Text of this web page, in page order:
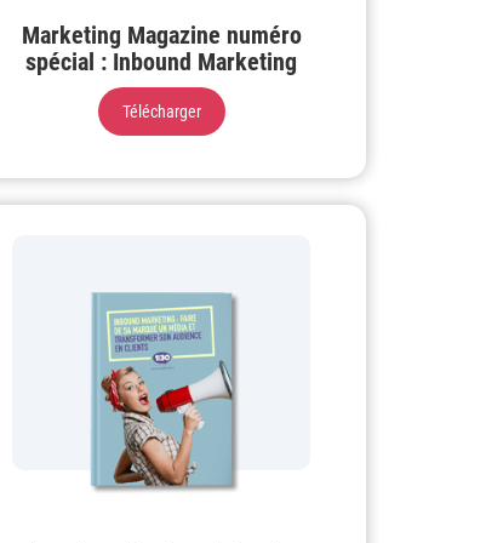
Marketing Magazine numéro
spécial : Inbound Marketing
Télécharger